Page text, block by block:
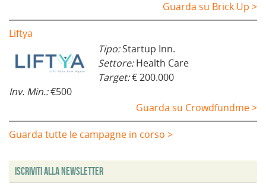
Guarda su Brick Up >
Liftya
Tipo:Startup Inn.
Settore:Health Care
Target:€ 200.000
Inv. Min.:€500
Guarda su Crowdfundme >
Guarda tutte le campagne in corso >
Iscriviti alla Newsletter